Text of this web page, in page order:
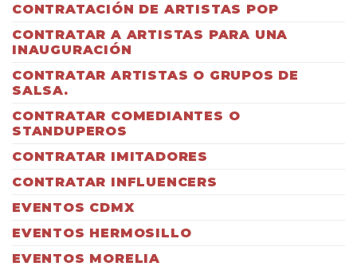
CONTRATACIÓN DE ARTISTAS POP
CONTRATAR A ARTISTAS PARA UNA
INAUGURACIÓN
CONTRATAR ARTISTAS O GRUPOS DE
SALSA.
CONTRATAR COMEDIANTES O
STANDUPEROS
CONTRATAR IMITADORES
CONTRATAR INFLUENCERS
EVENTOS CDMX
EVENTOS HERMOSILLO
EVENTOS MORELIA